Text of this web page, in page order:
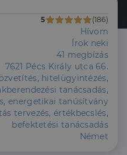
5 (186)
Hívom
Írok neki
41 megbízás
7621 Pécs Király utca 66.
hitelügyintézés,
tanácsadás,
energetikai tanúsítvány
tervezés, értékbecslés,
befektetési tanácsadás
Német